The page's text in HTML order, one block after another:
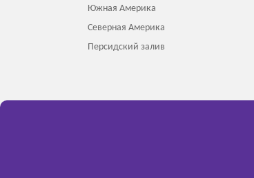
Южная Америка
Северная Америка
Персидский залив